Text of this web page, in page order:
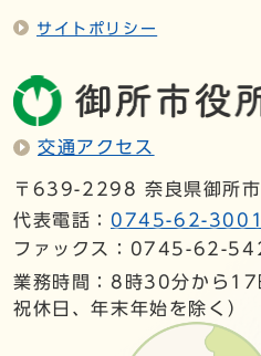
サイトポリシー
交通アクセス
〒639-2298 奈良県御所
代表電話： 0745-62-3001
ファックス：0745-62-
業務時間：8時30分から17
祝休日、年末年始を除く）